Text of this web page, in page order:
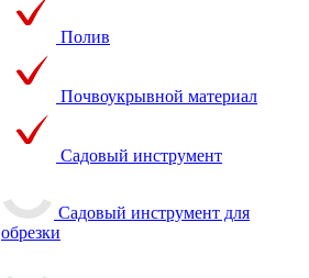
Полив
Почвоукрывной материал
Садовый инструмент
Садовый инструмент для
обрезки